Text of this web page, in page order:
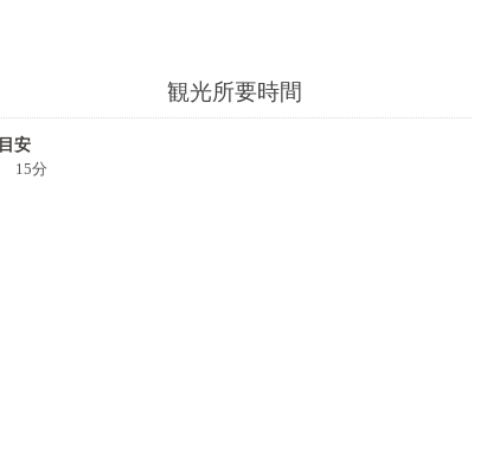
観光所要時間
目安
15分